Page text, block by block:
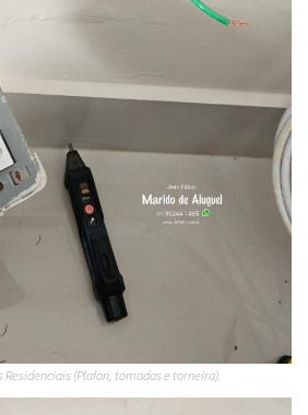
Residenciais (Plafon, tomadas e torneira).